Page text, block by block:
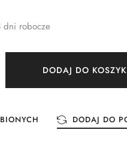
dni robocze
DODAJ DO
DODAJ DO